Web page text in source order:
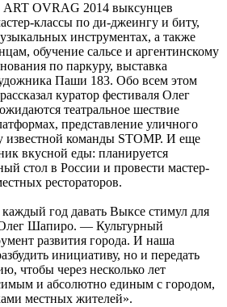
OVRAG 2014 выксунцев
классы по ди-джеингу и биту,
инструментах, а также
обучение сальсе и аргентинскому
по паркуру, выставка
Паши 183. Обо всем этом
куратор фестиваля Олег
театральное шествие
представление уличного
известной команды STOMP. И еще
вкусной еды: планируется
стол в России и провести мастер-
рестораторов.
год давать Выксе стимул для
Шапиро. — Культурный
развития города. И наша
инициативу, но и передать
чтобы через несколько лет
и абсолютно единым с городом,
местных жителей».